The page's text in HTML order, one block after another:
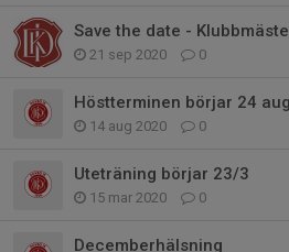
Save the date -
21 sep 2020 0
Höstterminen börjar 24
14 aug 2020 0
Uteträning börjar 23/3
15 mar 2020 0
Decemberhälsning